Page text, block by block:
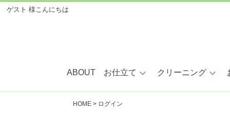
ゲスト 様こんにちは
ABOUT お仕立て keyboard_arrow_down クリーニング keyboard_arrow_down
HOME ログイン